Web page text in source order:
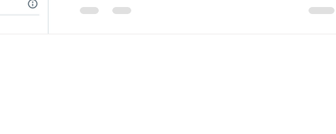
王」で長距離ランナー役を演じ注目！...